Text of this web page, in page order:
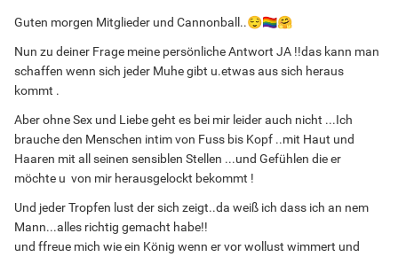
Guten morgen Mitglieder und Cannonball..😌🏳️‍🌈🤗
Nun zu deiner Frage meine persönliche Antwort JA !!das kann man
schaffen wenn sich jeder Muhe gibt u.etwas aus sich heraus
kommt .
Aber ohne Sex und Liebe geht es bei mir leider auch nicht ...Ich
brauche den Menschen intim von Fuss bis Kopf ..mit Haut und
Haaren mit all seinen sensiblen Stellen ...und Gefühlen die er
möchte u von mir herausgelockt bekommt !
Und jeder Tropfen lust der sich zeigt..da weiß ich dass ich an nem
Mann...alles richtig gemacht habe!!
und ffreue mich wie ein König wenn er vor wollust wimmert und